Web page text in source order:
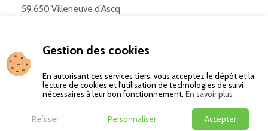
59 650 Villeneuve d’Ascq
03 20 41 33 14
Copyright © Thieffry Parc & Jardin – Site réalisé par l’agence Wapiti
Gestion des cookies
En autorisant ces services tiers, vous acceptez le dépôt et la
lecture de cookies et l'utilisation de technologies de suivi
nécessaires à leur bon fonctionnement. En savoir plus
Refuser Personnaliser Accepter